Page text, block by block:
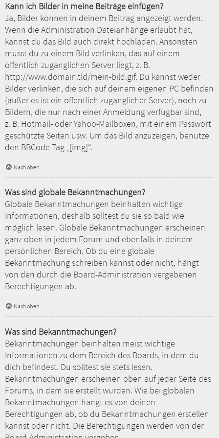
Kann ich Bilder in meine Beiträge einfügen?
Ja, Bilder können in deinem Beitrag angezeigt werden.
Wenn die Administration Dateianhänge erlaubt hat,
kannst du das Bild auch direkt hochladen. Ansonsten
musst du zu einem Bild verlinken, das auf einem
öffentlich zugänglichen Server liegt, z. B.
http://www.domain.tld/mein-bild.gif. Du kannst weder
Bilder verlinken, die sich auf deinem eigenen PC befinden
(außer es ist ein öffentlich zugänglicher Server), noch zu
Bildern, die nur nach einer Anmeldung verfügbar sind,
z. B. Hotmail- oder Yahoo-Mailboxen, mit einem Passwort
geschützte Seiten usw. Um das Bild anzuzeigen, benutze
den BBCode-Tag „[img]“.
Nach oben
Was sind globale Bekanntmachungen?
Globale Bekanntmachungen beinhalten wichtige
Informationen, deshalb solltest du sie so bald wie
möglich lesen. Globale Bekanntmachungen erscheinen
ganz oben in jedem Forum und ebenfalls in deinem
persönlichen Bereich. Ob du eine globale
Bekanntmachung schreiben kannst oder nicht, hängt
von den durch die Board-Administration vergebenen
Berechtigungen ab.
Nach oben
Was sind Bekanntmachungen?
Bekanntmachungen beinhalten meist wichtige
Informationen zu dem Bereich des Boards, in dem du
dich befindest. Du solltest sie stets lesen.
Bekanntmachungen erscheinen oben auf jeder Seite des
Forums, in dem sie erstellt wurden. Wie bei globalen
Bekanntmachungen hängt es von deinen
Berechtigungen ab, ob du Bekanntmachungen erstellen
kannst oder nicht. Die Berechtigungen werden von der